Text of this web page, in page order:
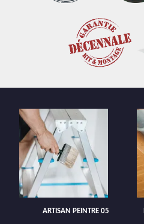
ARTISAN PEINTRE 05